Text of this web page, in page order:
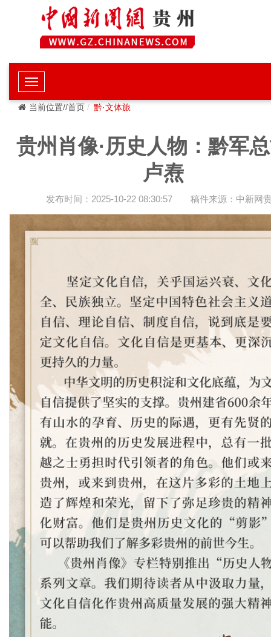
当前位置//首页 黔·文体旅
贵州肖像·历史人物：黔军
卢焘
发布时间：2025-10-22 08:30:57 稿件来源：中新网